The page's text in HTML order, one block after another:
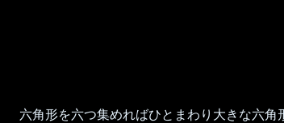
六角形を六つ集めればひとまわり大きな六角